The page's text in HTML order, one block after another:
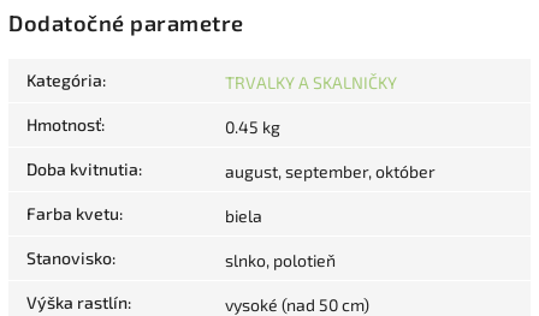
Dodatočné parametre
Kategória: TRVALKY A SKALNIČKY
Hmotnosť: 0.45 kg
Doba kvitnutia: august, september, október
Farba kvetu: biela
Stanovisko: slnko, polotieň
Výška rastlín: vysoké (nad 50 cm)